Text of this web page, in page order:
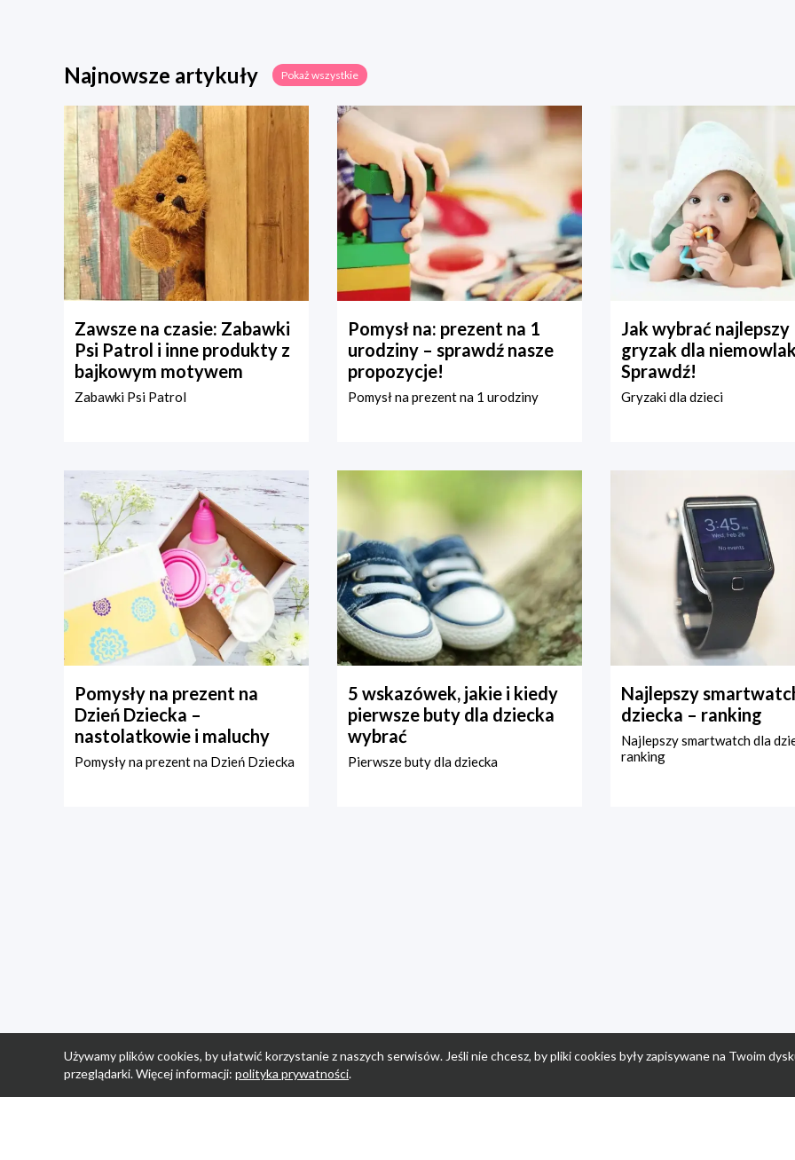
Najnowsze artykuły Pokaż wszystkie
Zawsze na czasie: Zabawki
Psi Patrol i inne produkty z
bajkowym motywem
Zabawki Psi Patrol
Pomysł na: prezent na 1
urodziny – sprawdź nasze
propozycje!
Pomysł na prezent na 1 urodziny
Jak wybrać najlepszy
gryzak dla
Sprawdź!
Gryzaki dla dzieci
Pomysły na prezent na
Dzień Dziecka –
nastolatkowie i maluchy
Pomysły na prezent na Dzień Dziecka
5 wskazówek, jakie i kiedy
pierwsze buty dla dziecka
wybrać
Pierwsze buty dla dziecka
Najlepszy
dziecka – ranking
Najlepszy smartwatch dla
ranking
Używamy plików cookies, by ułatwić korzystanie z naszych serwisów. Jeśli nie chcesz, by pliki cookies były zapisywane na Twoim
przeglądarki. Więcej informacji: polityka prywatności.